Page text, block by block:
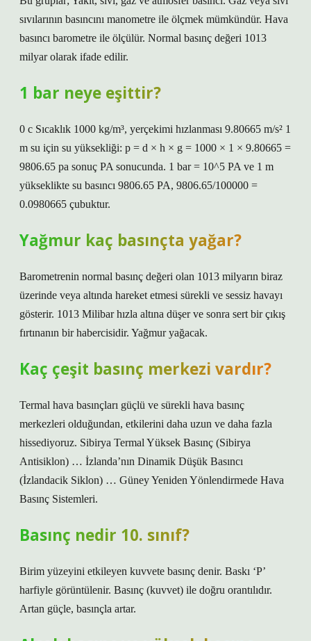
sıvılarının basıncını manometre ile ölçmek mümkündür. Hava
basıncı barometre ile ölçülür. Normal basınç değeri 1013
milyar olarak ifade edilir.
1 bar neye eşittir?
0 c Sıcaklık 1000 kg/m³, yerçekimi hızlanması 9.80665 m/s² 1
m su için su yüksekliği: p = d × h × g = 1000 × 1 × 9.80665 =
9806.65 pa sonuç PA sonucunda. 1 bar = 10^5 PA ve 1 m
yükseklikte su basıncı 9806.65 PA, 9806.65/100000 =
0.0980665 çubuktur.
Yağmur kaç basınçta yağar?
Barometrenin normal basınç değeri olan 1013 milyarın biraz
üzerinde veya altında hareket etmesi sürekli ve sessiz havayı
gösterir. 1013 Milibar hızla altına düşer ve sonra sert bir çıkış
fırtınanın bir habercisidir. Yağmur yağacak.
Kaç çeşit basınç merkezi vardır?
Termal hava basınçları güçlü ve sürekli hava basınç
merkezleri olduğundan, etkilerini daha uzun ve daha fazla
hissediyoruz. Sibirya Termal Yüksek Basınç (Sibirya
Antisiklon) … İzlanda’nın Dinamik Düşük Basıncı
(İzlandacik Siklon) … Güney Yeniden Yönlendirmede Hava
Basınç Sistemleri.
Basınç nedir 10. sınıf?
Birim yüzeyini etkileyen kuvvete basınç denir. Baskı ‘P’
harfiyle görüntülenir. Basınç (kuvvet) ile doğru orantılıdır.
Artan güçle, basınçla artar.